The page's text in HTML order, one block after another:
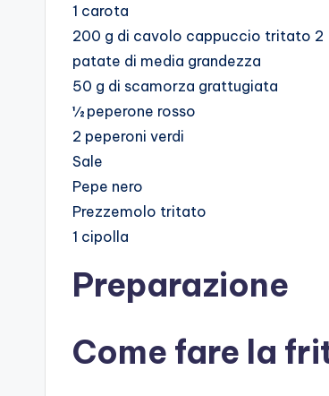
1 carota
200 g di cavolo cappuccio tritato 2
patate di media grandezza
50 g di scamorza grattugiata
½ peperone rosso
2 peperoni verdi
Sale
Pepe nero
Prezzemolo tritato
1 cipolla
Preparazione
Come fare la